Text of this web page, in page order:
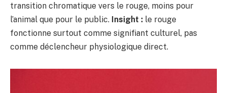
transition chromatique vers le rouge, moins pour
l’animal que pour le public. Insight : le rouge
fonctionne surtout comme signifiant culturel, pas
comme déclencheur physiologique direct.